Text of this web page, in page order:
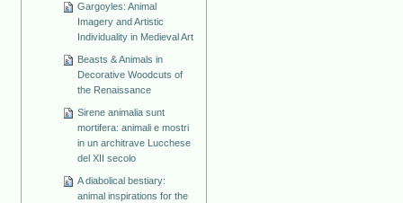
Gargoyles: Animal
Imagery and Artistic
Individuality in Medieval Art
Beasts & Animals in
Decorative Woodcuts of
the Renaissance
Sirene animalia sunt
mortifera: animali e mostri
in un architrave Lucchese
del XII secolo
A diabolical bestiary:
animal inspirations for the